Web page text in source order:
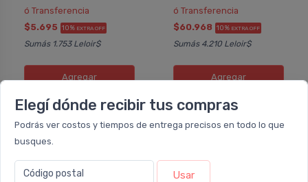
Elegí dónde recibir tus compras
Podrás ver costos y tiempos de entrega precisos en todo lo que
busques.
Código postal Usar
ó Transferencia
$5.695 10% EXTRA OFF
Sumás 1.753 Leloir$
Agregar
ó Transferencia
$60.968 10% EXTRA OFF
Sumás 4.210 Leloir$
Agregar
5% OFF